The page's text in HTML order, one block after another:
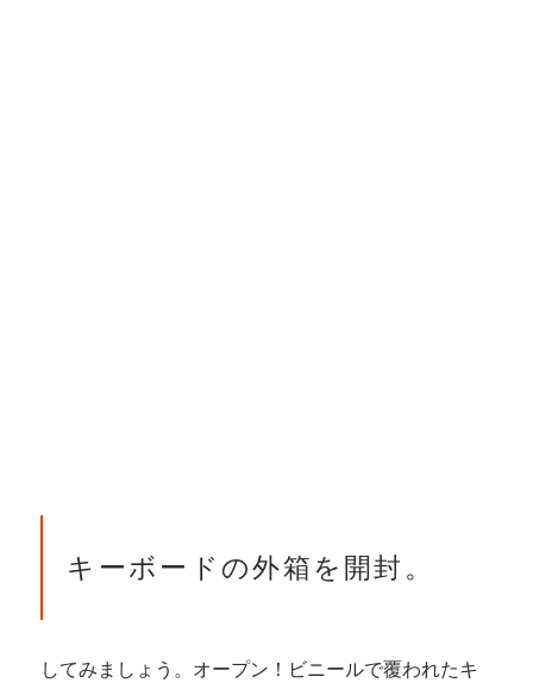
キーボードの外箱を開封。
してみましょう。オープン！ビニールで覆われたキ